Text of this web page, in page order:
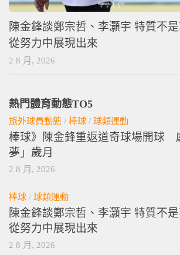
陳金鋒談鄭宗哲、李灝宇 特質不
從努力中展現出來
2 8 月, 2026
熱門體育動態TO5
旅外球員動態 / 棒球 / 球類運動
棒球》陳金鋒重返道奇球場開球
夢」歲月
2 8 月, 2026
棒球 / 球類運動
陳金鋒談鄭宗哲、李灝宇 特質不
從努力中展現出來
2 8 月, 2026